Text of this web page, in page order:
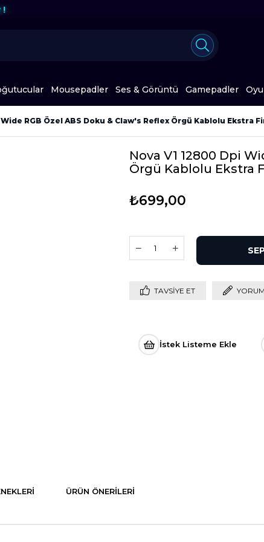
Mousepadler Ses & Görüntü Gamepadler
Wide RGB Özel ABS Doku & Claw's Reflex Örgü Kablolu Ekstra
Nova V1 12800 Dpi
Örgü Kablolu Ekstra
₺699,00
TAVSIYE ET
İstek Listeme Ekle
ÜRÜN ÖNERILERI